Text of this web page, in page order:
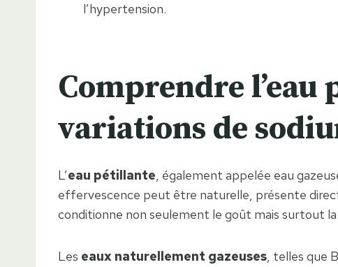
l’hypertension.
Comprendre
variations de
L’eau pétillante, également appelée eau
effervescence peut être naturelle, présente
conditionne non seulement le goût mais surtout
Les eaux naturellement gazeuses, telles que